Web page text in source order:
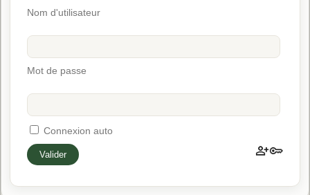
Nom d'utilisateur
Mot de passe
Connexion auto